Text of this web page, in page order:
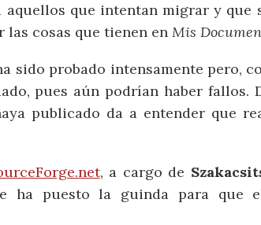
aquellos que intentan migrar y que
las cosas que tienen en Mis
sido probado intensamente pero,
pues aún podrían haber fallos.
publicado da a entender que
, a cargo de
ha puesto la guinda para que